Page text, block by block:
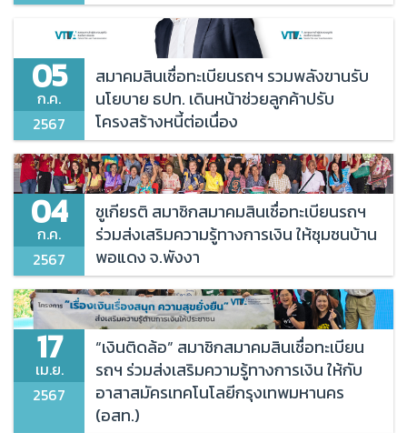
ข่าวสารอุตสาหกรรม
สาระน่ารู้
ประกาศที่เกี่ยวข้อง
การติดตามทวงถามหนี้
นวัตกรรมและเทคโนโลยีทางการเงิน
มาตรการพิเศษ
การบริหารจัดการด้านการให้บริการแก่ลูกค้าอย่างเป็น
ธรรม
ประกาศยกเลิกเพิกถอน
มาตรการสนับสนุนมาตรการผ่อนผัน
การป้องกันและปราบปรามการฟอกเงิน
สมาคมสินเชื่อทะเบียนรถฯ รวมพลังขานรับ
นโยบาย ธปท. เดินหน้าช่วยลูกค้าปรับ
โครงสร้างหนี้ต่อเนื่อง
05
ก.ค.
2567
ชูเกียรติ สมาชิกสมาคมสินเชื่อทะเบียนรถฯ
ร่วมส่งเสริมความรู้ทางการเงิน ให้ชุมชนบ้าน
พอแดง จ.พังงา
04
ก.ค.
2567
“เงินติดล้อ” สมาชิกสมาคมสินเชื่อทะเบียน
รถฯ ร่วมส่งเสริมความรู้ทางการเงิน ให้กับ
อาสาสมัครเทคโนโลยีกรุงเทพมหานคร
(อสท.)
17
เม.ย.
2567